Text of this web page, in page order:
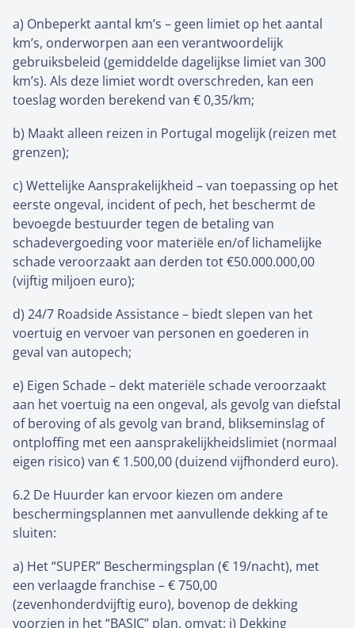
a) Onbeperkt aantal km’s – geen limiet op het aantal
km’s, onderworpen aan een verantwoordelijk
gebruiksbeleid (gemiddelde dagelijkse limiet van 300
km’s). Als deze limiet wordt overschreden, kan een
toeslag worden berekend van € 0,35/km;
b) Maakt alleen reizen in Portugal mogelijk (reizen met
grenzen);
c) Wettelijke Aansprakelijkheid – van toepassing op het
eerste ongeval, incident of pech, het beschermt de
bevoegde bestuurder tegen de betaling van
schadevergoeding voor materiële en/of lichamelijke
schade veroorzaakt aan derden tot €50.000.000,00
(vijftig miljoen euro);
d) 24/7 Roadside Assistance – biedt slepen van het
voertuig en vervoer van personen en goederen in
geval van autopech;
e) Eigen Schade – dekt materiële schade veroorzaakt
aan het voertuig na een ongeval, als gevolg van diefstal
of beroving of als gevolg van brand, blikseminslag of
ontploffing met een aansprakelijkheidslimiet (normaal
eigen risico) van € 1.500,00 (duizend vijfhonderd euro).
6.2 De Huurder kan ervoor kiezen om andere
beschermingsplannen met aanvullende dekking af te
sluiten:
a) Het “SUPER” Beschermingsplan (€ 19/nacht), met
een verlaagde franchise – € 750,00
(zevenhonderdvijftig euro), bovenop de dekking
voorzien in het “BASIC” plan, omvat: i) Dekking